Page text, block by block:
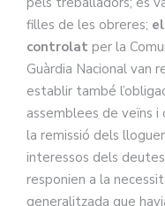
filles de les obreres;
controlat per la
Guàrdia Nacional van
establir també
assemblees de veïns i
la remissió dels
interessos dels
responien a la
generalitzada que